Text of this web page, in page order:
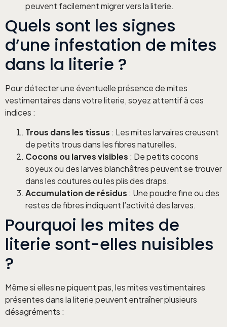
peuvent facilement migrer vers la literie.
Quels sont les signes
d’une infestation de mites
dans la literie ?
Pour détecter une éventuelle présence de mites
vestimentaires dans votre literie, soyez attentif à ces
indices :
Trous dans les tissus : Les mites larvaires creusent
de petits trous dans les fibres naturelles.
Cocons ou larves visibles : De petits cocons
soyeux ou des larves blanchâtres peuvent se trouver
dans les coutures ou les plis des draps.
Accumulation de résidus : Une poudre fine ou des
restes de fibres indiquent l’activité des larves.
Pourquoi les mites de
literie sont-elles nuisibles
?
Même si elles ne piquent pas, les mites vestimentaires
présentes dans la literie peuvent entraîner plusieurs
désagréments :